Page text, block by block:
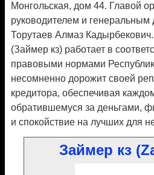
Монгольская, дом 44. Главой
руководителем и генеральным
Торутаев Алмаз
(Займер кз) работает в
правовыми нормами
несомненно дорожит своей
кредитора, обеспечивая
обратившемуся за деньгами,
и спокойствие на лучших для
Займер кз